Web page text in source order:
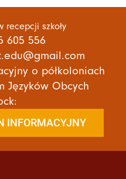
recepcji szkoły
605 556
o półkoloniach
Języków Obcych
INFORMACYJNY